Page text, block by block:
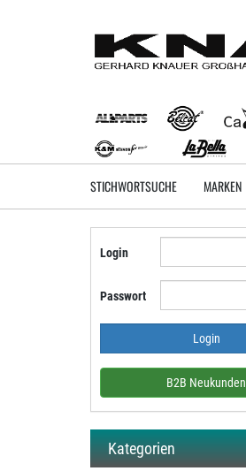
STICHWORTSUCHE MARKEN
Login
Passwort
B2B Neukunden
Kategorien